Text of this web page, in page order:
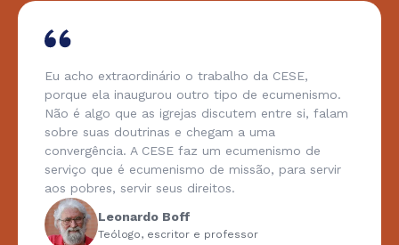
Eu acho extraordinário o trabalho da CESE,
porque ela inaugurou outro tipo de ecumenismo.
Não é algo que as igrejas discutem entre si, falam
sobre suas doutrinas e chegam a uma
convergência. A CESE faz um ecumenismo de
serviço que é ecumenismo de missão, para servir
aos pobres, servir seus direitos.
Leonardo Boff
Teólogo, escritor e professor